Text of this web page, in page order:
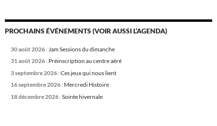
PROCHAINS ÉVÉNEMENTS (VOIR AUSSI L’AGENDA)
30 août 2026: Jam Sessions du dimanche
31 août 2026: Préinscription au centre aéré
3 septembre 2026: Ces jeux qui nous lient
16 septembre 2026: Mercredi Histoire
18 décembre 2026: Soirée hivernale